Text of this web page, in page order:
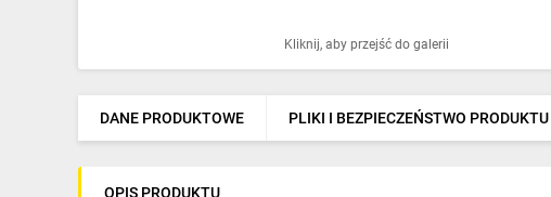
Ogrzewanie
Elektronarzędzia i mierniki
Kliknij, aby przejść do galerii
DANE PRODUKTOWE PLIKI I BEZPIECZEŃSTWO PRODUKTU
OPIS PRODUKTU